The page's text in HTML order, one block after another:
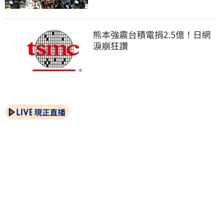
熊本強震台積電捐2.5億！日網
淚崩狂讚
現正直播